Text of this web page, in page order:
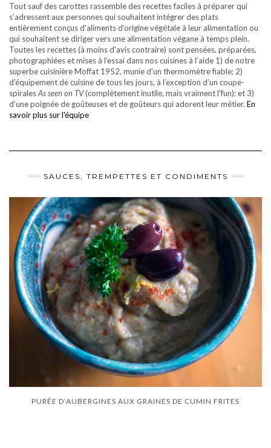
Tout sauf des carottes rassemble des recettes faciles à préparer qui
s’adressent aux personnes qui souhaitent intégrer des plats
entièrement conçus d'aliments d’origine végétale à leur alimentation ou
qui souhaitent se diriger vers une alimentation végane à temps plein.
Toutes les recettes (à moins d'avis contraire) sont pensées, préparées,
photographiées et mises à l’essai dans nos cuisines à l’aide 1) de notre
superbe cuisinière Moffat 1952, munie d'un thermomètre fiable; 2)
d’équipement de cuisine de tous les jours, à l’exception d’un coupe-
spiralesAs seen on TV(complètement inutile, mais vraiment l'fun); et 3)
d’une poignée de goûteuses et de goûteurs qui adorent leur métier. En
savoir plus sur l'équipe
SAUCES, TREMPETTES ET CONDIMENTS
PURÉE D’AUBERGINES AUX GRAINES DE CUMIN FRITES